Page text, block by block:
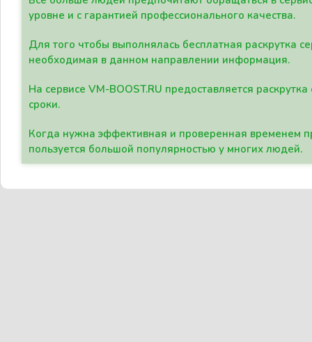
уровне и с гарантией профессионального качества.
Для того чтобы выполнялась бесплатная раскрутка
необходимая в данном направлении информация.
На сервисе VM-BOOST.RU предоставляется
сроки.
Когда нужна эффективная и проверенная временем
пользуется большой популярностью у многих людей.